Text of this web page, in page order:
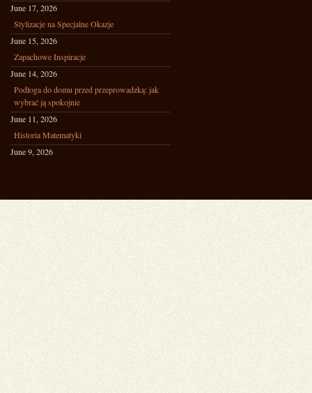
June 17, 2026
Stylizacje na Specjalne Okazje
June 15, 2026
Zapachowe Inspiracje
June 14, 2026
Podłoga do domu przed przeprowadzką: jak
wybrać ją spokojnie
June 11, 2026
Historia Matematyki
June 9, 2026